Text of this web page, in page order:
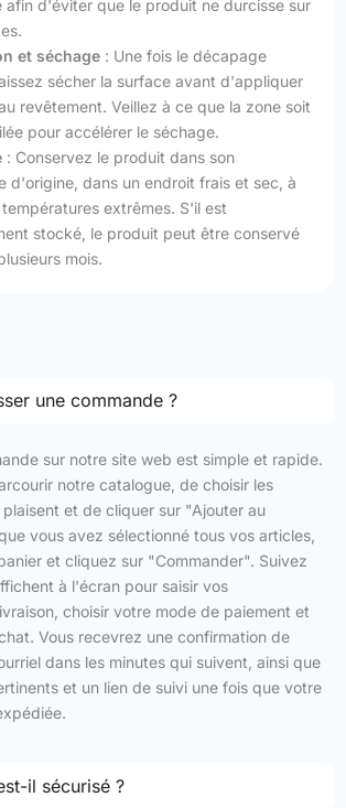
afin d'éviter que le produit ne durcisse sur
et séchage : Une fois le décapage
sécher la surface avant d'appliquer
revêtement. Veillez à ce que la zone soit
pour accélérer le séchage.
: Conservez le produit dans son
d'origine, dans un endroit frais et sec, à
extrêmes. S'il est
stocké, le produit peut être conservé
mois.
une commande ?
sur notre site web est simple et rapide.
notre catalogue, de choisir les
et de cliquer sur "Ajouter au
vous avez sélectionné tous vos articles,
et cliquez sur "Commander". Suivez
à l'écran pour saisir vos
choisir votre mode de paiement et
Vous recevrez une confirmation de
dans les minutes qui suivent, ainsi que
et un lien de suivi une fois que votre
il sécurisé ?